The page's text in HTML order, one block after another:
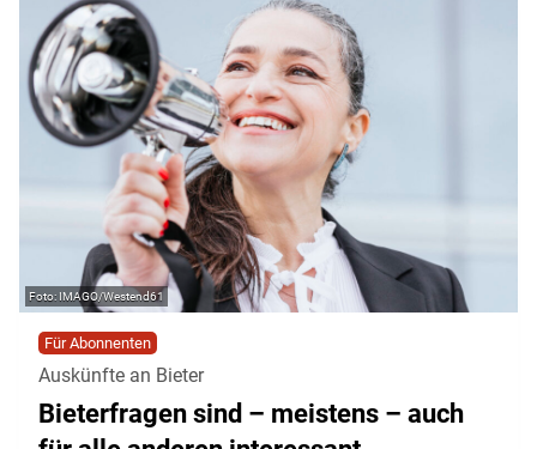
IMAGO/Westend61
Für Abonnenten
Auskünfte an Bieter
Bieterfragen sind – meistens – auch